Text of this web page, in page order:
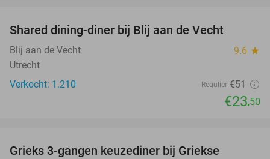
Shared dining-diner bij Blij aan de Vecht
Blij aan de Vecht 9.6 star
Utrecht
Verkocht: 1.210
Regulier €51
€23,50
Grieks 3-gangen keuzediner bij Griekse